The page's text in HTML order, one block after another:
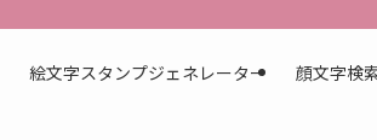
絵文字スタンプジェネレーター 顔文字検